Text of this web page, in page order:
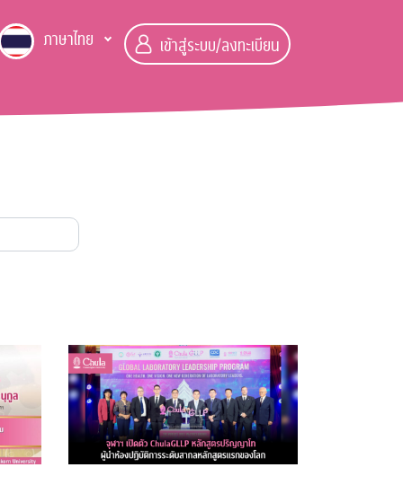
ภาษาไทย เข้าสู่ระบบ/ลงทะเบียน